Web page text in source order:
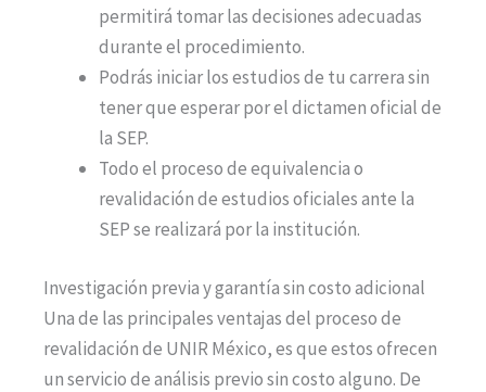
permitirá tomar las decisiones adecuadas
durante el procedimiento.
Podrás iniciar los estudios de tu carrera sin
tener que esperar por el dictamen oficial de
la SEP.
Todo el proceso de equivalencia o
revalidación de estudios oficiales ante la
SEP se realizará por la institución.
Investigación previa y garantía sin costo adicional
Una de las principales ventajas del proceso de
revalidación de UNIR México, es que estos ofrecen
un servicio de análisis previo sin costo alguno. De